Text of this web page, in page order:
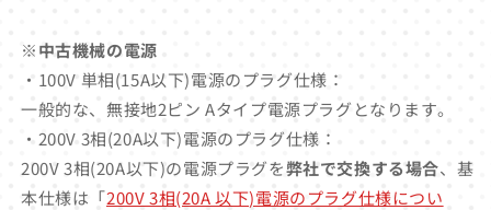
※中古機械の電源
・100V 単相(15A以下)電源のプラグ仕様：
一般的な、無接地2ピン Aタイプ電源プラグとなります。
・200V 3相(20A以下)電源のプラグ仕様：
200V 3相(20A以下)の電源プラグを弊社で交換する場合、基
本仕様は「200V 3相(20A 以下)電源のプラグ仕様につい